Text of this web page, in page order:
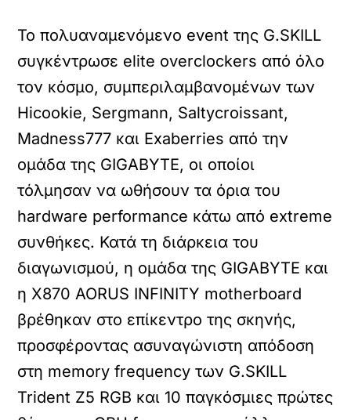
Το πολυαναμενόμενο event της G.SKILL
συγκέντρωσε elite overclockers από όλο
τον κόσμο, συμπεριλαμβανομένων των
Hicookie, Sergmann, Saltycroissant,
Madness777 και Exaberries από την
ομάδα της GIGABYTE, οι οποίοι
τόλμησαν να ωθήσουν τα όρια του
hardware performance κάτω από extreme
συνθήκες. Κατά τη διάρκεια του
διαγωνισμού, η ομάδα της GIGABYTE και
η X870 AORUS INFINITY motherboard
βρέθηκαν στο επίκεντρο της σκηνής,
προσφέροντας ασυναγώνιστη απόδοση
στη memory frequency των G.SKILL
Trident Z5 RGB και 10 παγκόσμιες πρώτες